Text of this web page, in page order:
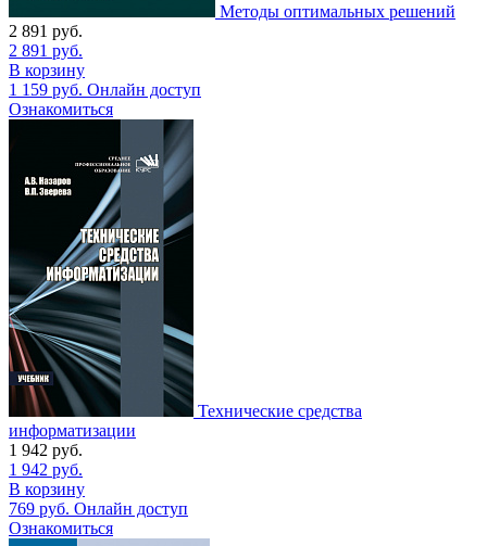
Методы оптимальных решений
2 891 руб.
2 891 руб.
В корзину
1 159 руб. Онлайн доступ
Ознакомиться
Технические средства
информатизации
1 942 руб.
1 942 руб.
В корзину
769 руб. Онлайн доступ
Ознакомиться